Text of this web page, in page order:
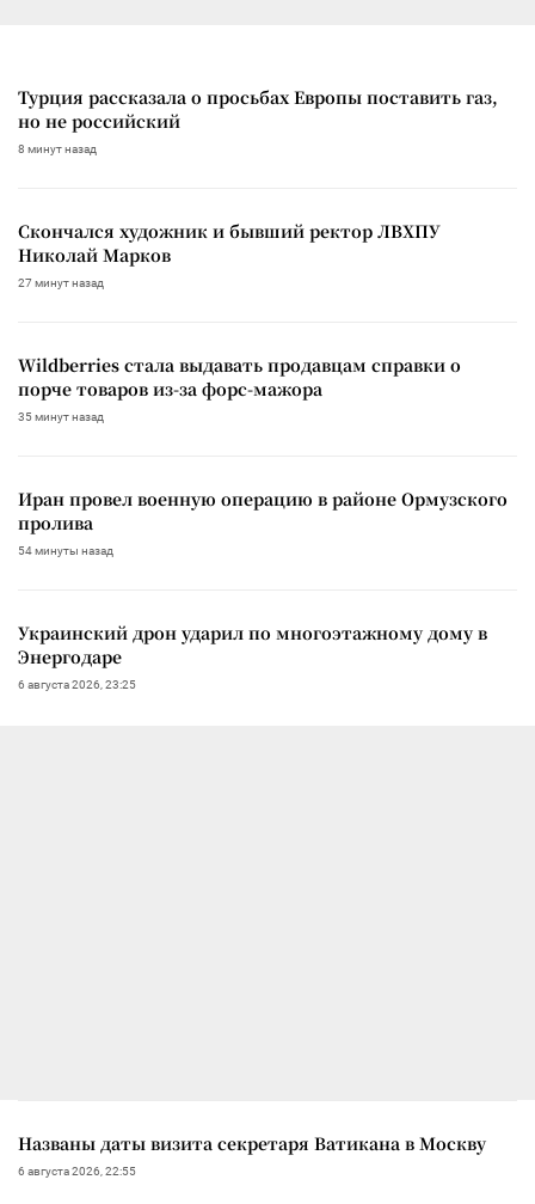
Турция рассказала о просьбах Европы поставить газ,
но не российский
8 минут назад
Скончался художник и бывший ректор ЛВХПУ
Николай Марков
27 минут назад
Wildberries стала выдавать продавцам справки о
порче товаров из-за форс-мажора
35 минут назад
Иран провел военную операцию в районе Ормузского
пролива
54 минуты назад
Украинский дрон ударил по многоэтажному дому в
Энергодаре
6 августа 2026, 23:25
Названы даты визита секретаря Ватикана в Москву
6 августа 2026, 22:55